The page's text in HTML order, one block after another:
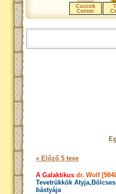
Cuccok
Center
« Előző 5 teve
A Galaktikus dr. Wolf
Tevetrükkök
bástyája